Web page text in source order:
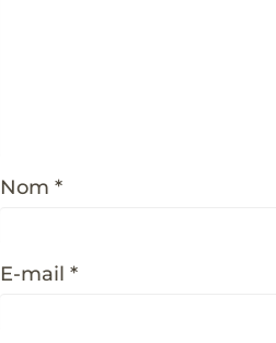
Nom *
E-mail *